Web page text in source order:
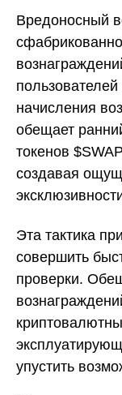
Вредоносный
начисления
обещает
токенов
создавая
Эта тактика
совершить
проверки.
упустить